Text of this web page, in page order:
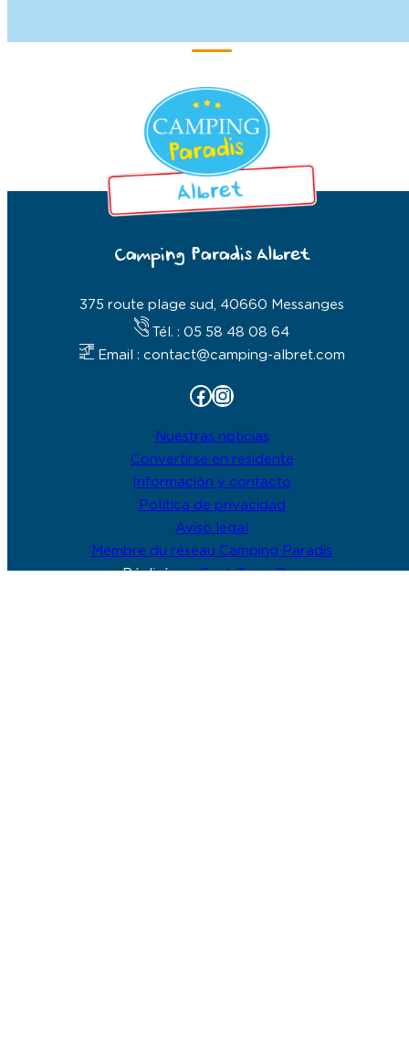
Camping Paradis Albret
375 route plage sud, 40660 Messanges
Tél. : 05 58 48 08 64
Email : contact@camping-albret.com
Facebook Instagram
Nuestras noticias
Convertirse en residente
Información y contacto
Política de privacidad
Aviso legal
Membre du réseau Camping Paradis
Réalisé parGeek Tonic Dax